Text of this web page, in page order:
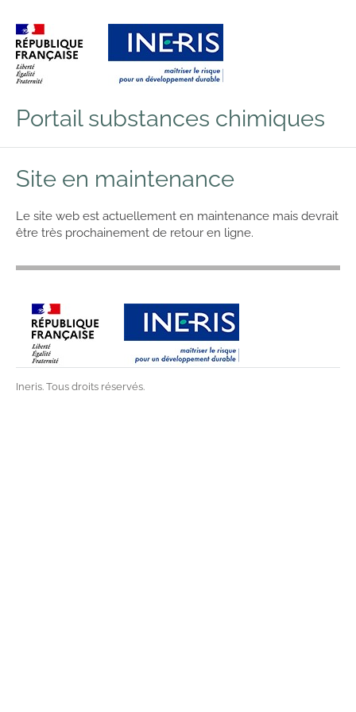
Aller au contenu Aller au menu
Aller au pied de page
Portail substances chimiques
Site en maintenance
Le site web est actuellement en maintenance mais devrait
être très prochainement de retour en ligne.
Ineris. Tous droits réservés.